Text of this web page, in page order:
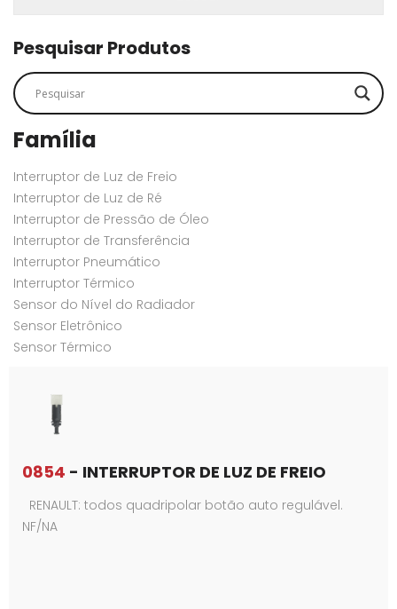
Pesquisar Produtos
Família
Interruptor de Luz de Freio
Interruptor de Luz de Ré
Interruptor de Pressão de Óleo
Interruptor de Transferência
Interruptor Pneumático
Interruptor Térmico
Sensor do Nível do Radiador
Sensor Eletrônico
Sensor Térmico
0854 - INTERRUPTOR DE LUZ DE FREIO
RENAULT: todos quadripolar botão auto regulável.
NF/NA